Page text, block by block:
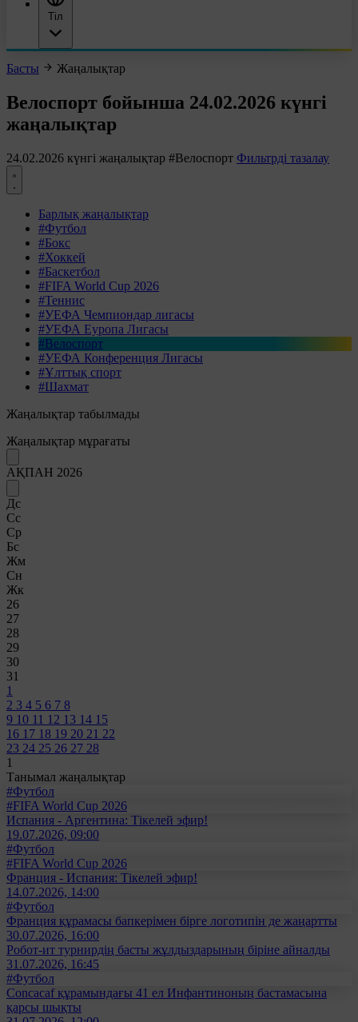
Тіл
Басты Жаңалықтар
Велоспорт бойынша 24.02.2026 күнгі
жаңалықтар
24.02.2026 күнгі жаңалықтар #Велоспорт Фильтрді тазалау
Барлық жаңалықтар
#Футбол
#Бокс
#Хоккей
#Баскетбол
#FIFA World Cup 2026
#Теннис
#УЕФА Чемпиондар лигасы
#УЕФА Еуропа Лигасы
#Велоспорт
#УЕФА Конференция Лигасы
#Ұлттық спорт
#Шахмат
Жаңалықтар табылмады
Жаңалықтар мұрағаты
АҚПАН 2026
Дс
Сс
Ср
Бс
Жм
Сн
Жк
26
27
28
29
30
31
1
2 3 4 5 6 7 8
9 10 11 12 13 14 15
16 17 18 19 20 21 22
23 24 25 26 27 28
1
Танымал жаңалықтар
#Футбол
#FIFA World Cup 2026
Испания - Аргентина: Тікелей эфир!
19.07.2026, 09:00
#Футбол
#FIFA World Cup 2026
Франция - Испания: Тікелей эфир!
14.07.2026, 14:00
#Футбол
Франция құрамасы бапкерімен бірге логотипін де жаңартты
30.07.2026, 16:00
Робот-ит турнирдің басты жұлдыздарының біріне айналды
31.07.2026, 16:45
#Футбол
Concacaf құрамындағы 41 ел Инфантиноның бастамасына
қарсы шықты